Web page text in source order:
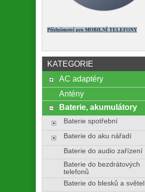
Příslušenství pro MOBILNÍ TELEFONY
KATEGORIE
AC adaptéry
Antény
Baterie, akumulátory
Baterie spotřební
Baterie do aku nářadí
Baterie do audio zařízení
Baterie do bezdrátových
telefonů
Baterie do blesků a světel